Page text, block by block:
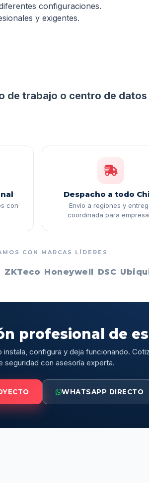
configuraciones.
y exigentes.
trabajo o centro de datos
con
Despacho a todo
Envío a regiones y
coordinada para
CON MARCAS LÍDERES
ZKTeco Honeywell DSC
profesional de
configura y deja funcionando.
seguridad con asesoría experta.
WHATSAPP DIRECTO